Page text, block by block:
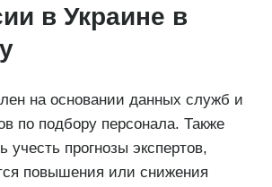
в Украине в
на основании данных служб и
по подбору персонала. Также
учесть прогнозы экспертов,
повышения или снижения